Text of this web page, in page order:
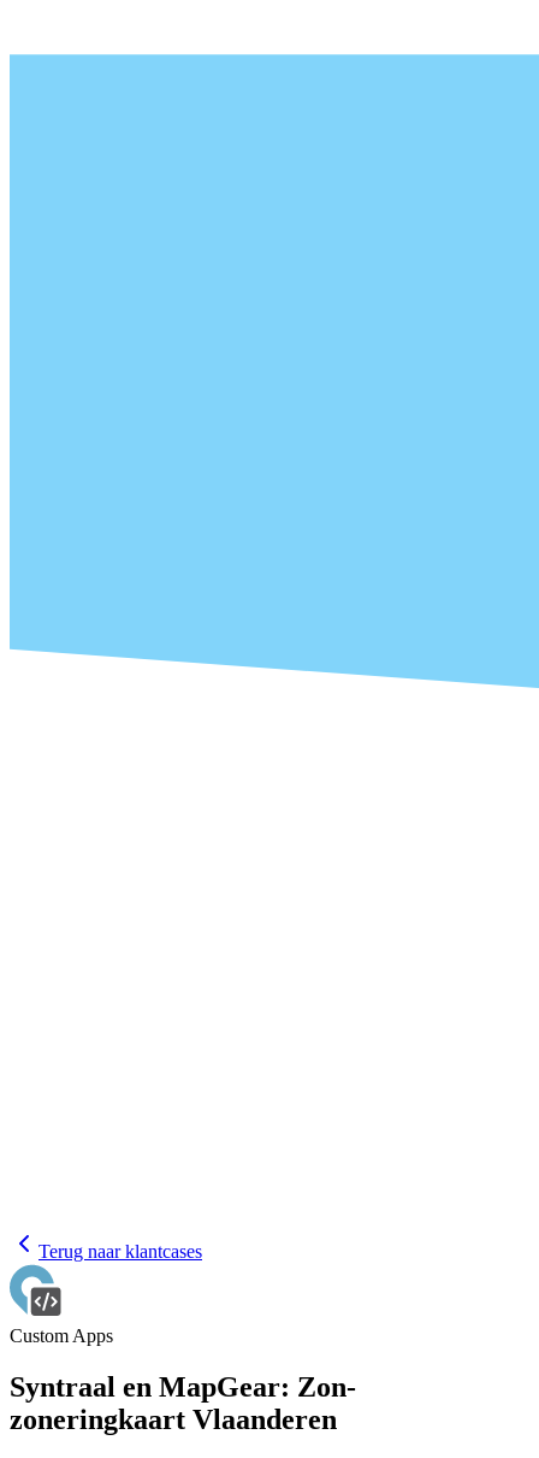
Terug naar klantcases
Custom Apps
Syntraal en MapGear: Zon-
zoneringkaart Vlaanderen